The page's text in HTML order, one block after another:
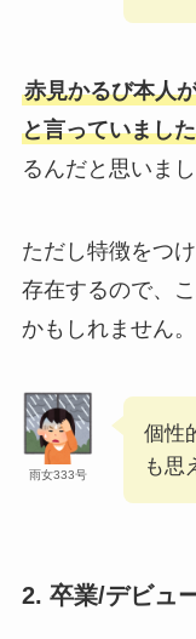
赤見かるび本人
と言っていました
るんだと思いまし
ただし特徴をつ
存在するので、
かもしれません。
雨女333号
個性
も思
2. 卒業/デビュ